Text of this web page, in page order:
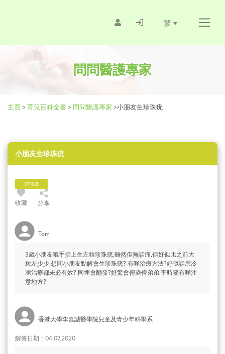
繁
問問醫護專家
主頁> 育兒百科全書> 問問醫護專家 >小朋友生珍珠疣
小朋友生珍珠疣
3至6歲
收藏 分享
Tom
3歲小朋友喺手指上生左粒珍珠疣,雖然佢無話痛,但好似比之前大
粒左少少,想問小朋友點解會生珍珠疣? 有咩治療方法?好似話用冷
凍治療都未必有效? 同埋會翻發?好驚會傳染俾弟弟,平時要有咩注
意地方?
香港大學李嘉誠醫學院兒童及青少年科學系
解答日期：04.07.2020